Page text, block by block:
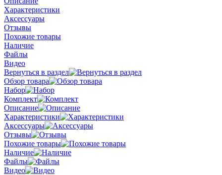
Характеристики
Аксессуары
Отзывы
Похожие товары
Наличие
Файлы
Видео
Вернуться в раздел
Обзор товара
Набор
Комплект
Описание
Характеристики
Аксессуары
Отзывы
Похожие товары
Наличие
Файлы
Видео